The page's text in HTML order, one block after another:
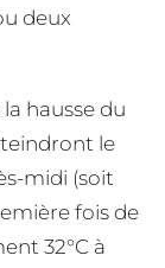
deux
hausse du
le
midi (soit
fois de
32°C à